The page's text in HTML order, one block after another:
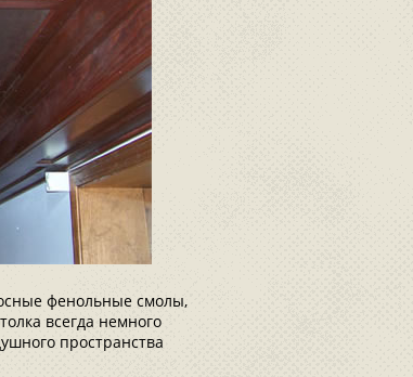
фенольные смолы,
всегда немного
пространства